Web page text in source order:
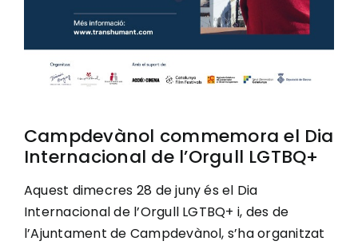
Campdevànol commemora el Dia
Internacional de l’Orgull LGTBQ+
Aquest dimecres 28 de juny és el Dia
Internacional de l’Orgull LGTBQ+ i, des de
l’Ajuntament de Campdevànol, s’ha organitzat